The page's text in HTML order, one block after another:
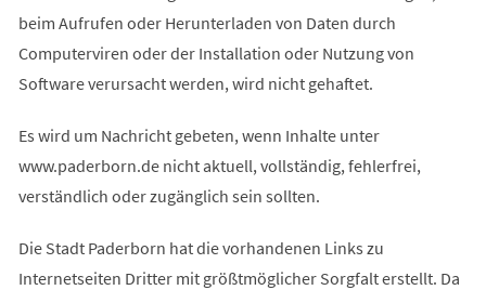
beim Aufrufen oder Herunterladen von Daten durch
Computerviren oder der Installation oder Nutzung von
Software verursacht werden, wird nicht gehaftet.
Es wird um Nachricht gebeten, wenn Inhalte unter
www.paderborn.de nicht aktuell, vollständig, fehlerfrei,
verständlich oder zugänglich sein sollten.
Die Stadt Paderborn hat die vorhandenen Links zu
Internetseiten Dritter mit größtmöglicher Sorgfalt erstellt. Da